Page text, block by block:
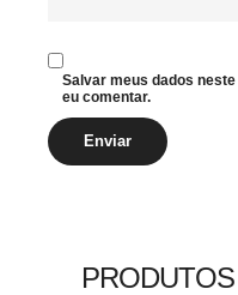
Salvar meus dados
eu comentar.